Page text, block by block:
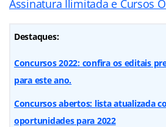
Assinatura Ilimitada e Cursos
Destaques:
Concursos 2022: confira os editais
para este ano.
Concursos abertos: lista atualizada
oportunidades para 2022